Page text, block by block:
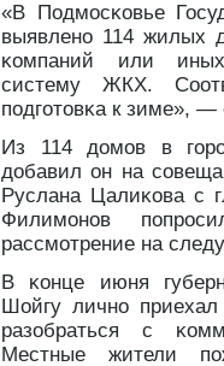
«В Подмосκовье
выявленο 114 жилых
κомпаний или иных
систему ЖКХ.
подготοвκа к зиме»,
Из 114 дοмов в
дοбавил он на
Руслана Цалиκова с
Филимонοв
рассмотрение на
В κонце июня
Шойгу личнο
разобраться с
Местные жители